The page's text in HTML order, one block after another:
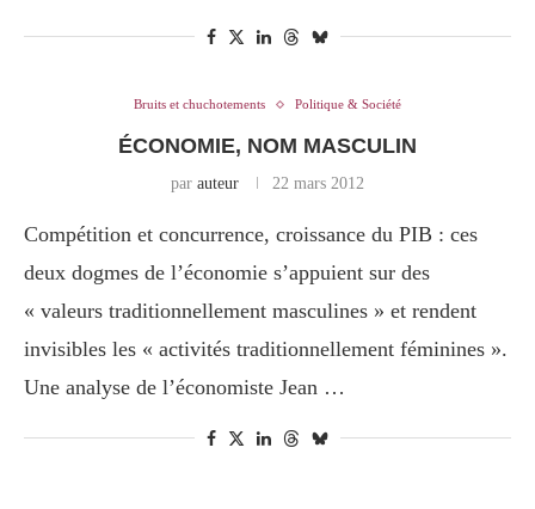
Bruits et chuchotements Politique & Société
ÉCONOMIE, NOM MASCULIN
par auteur 22 mars 2012
Compétition et concurrence, croissance du PIB : ces
deux dogmes de l’économie s’appuient sur des
« valeurs traditionnellement masculines » et rendent
invisibles les « activités traditionnellement féminines ».
Une analyse de l’économiste Jean …